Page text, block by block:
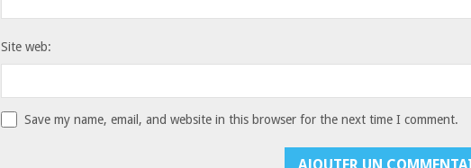
Site web:
Save my name, email, and website in this browser for the next time I comment.